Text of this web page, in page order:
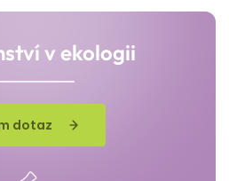
v ekologii
dotaz